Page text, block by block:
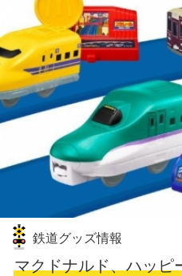
鉄道グッズ情報
マクドナルド、ハッピ